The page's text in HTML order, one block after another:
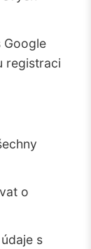
Google
registraci
o
s